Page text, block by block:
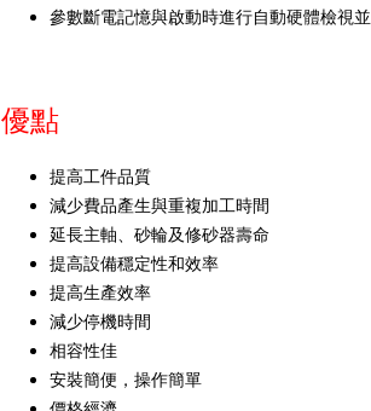
參數斷電記憶與啟動時進行自動硬體檢視並
優點
提高工件品質
減少費品產生與重複加工時間
延長主軸、砂輪及修砂器壽命
提高設備穩定性和效率
提高生產效率
減少停機時間
相容性佳
安裝簡便，操作簡單